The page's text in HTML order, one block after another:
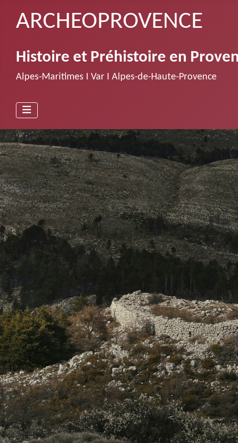
ARCHEOPROVENCE
Histoire et Préhistoire en
Alpes-Maritimes Ι Var Ι Alpes-de-Haute-Provence